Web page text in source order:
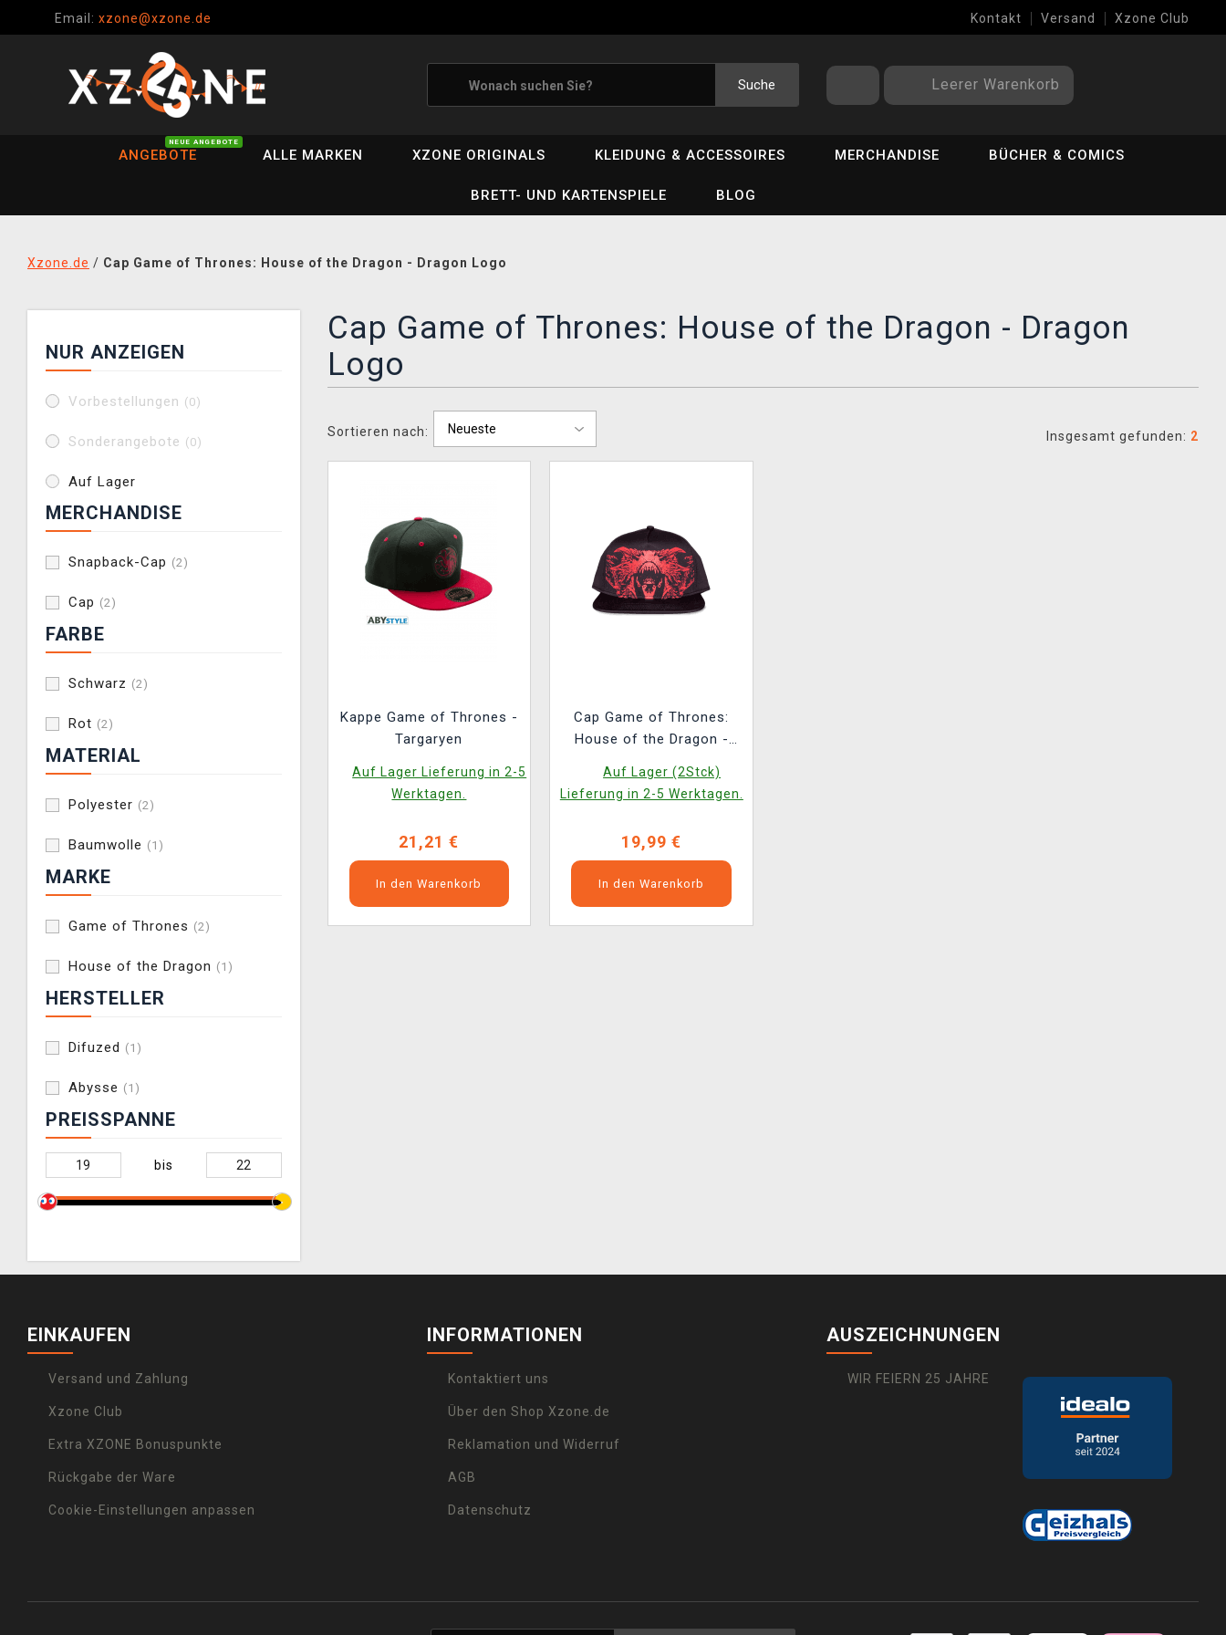
Email: xzone@xzone.de Kontakt Versand Xzone Club
Suche Leerer Warenkorb
ANGEBOTE
NEUE ANGEBOTE
ALLE MARKEN XZONE ORIGINALS KLEIDUNG & ACCESSOIRES MERCHANDISE BÜCHER & COMICS
BRETT- UND KARTENSPIELE BLOG
Xzone.de / Cap Game of Thrones: House of the Dragon - Dragon Logo
NUR ANZEIGEN
Vorbestellungen (0)
Sonderangebote (0)
Auf Lager
MERCHANDISE
Snapback-Cap (2)
Cap (2)
FARBE
Schwarz (2)
Rot (2)
MATERIAL
Polyester (2)
Baumwolle (1)
MARKE
Game of Thrones (2)
House of the Dragon (1)
HERSTELLER
Difuzed (1)
Abysse (1)
PREISSPANNE
bis
Cap Game of Thrones: House of the Dragon - Dragon
Logo
Sortieren nach: Insgesamt gefunden: 2
Kappe Game of Thrones -
Targaryen
Auf Lager Lieferung in 2-5
Werktagen.
21,21 €
In den Warenkorb
Cap Game of Thrones:
House of the Dragon -
Auf Lager (2Stck)
Lieferung in 2-5 Werktagen.
19,99 €
In den Warenkorb
EINKAUFEN
Versand und Zahlung
Xzone Club
Extra XZONE Bonuspunkte
Rückgabe der Ware
Cookie-Einstellungen anpassen
INFORMATIONEN
Kontaktiert uns
Über den Shop Xzone.de
Reklamation und Widerruf
AGB
Datenschutz
AUSZEICHNUNGEN
WIR FEIERN 25 JAHRE